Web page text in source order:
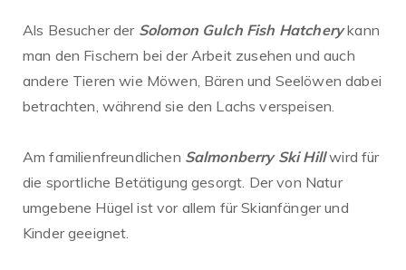
Als Besucher der Solomon Gulch Fish Hatcherykann
man den Fischern bei der Arbeit zusehen und auch
andere Tieren wie Möwen, Bären und Seelöwen dabei
betrachten, während sie den Lachs verspeisen.
Am familienfreundlichen Salmonberry Ski Hillwird für
die sportliche Betätigung gesorgt. Der von Natur
umgebene Hügel ist vor allem für Skianfänger und
Kinder geeignet.